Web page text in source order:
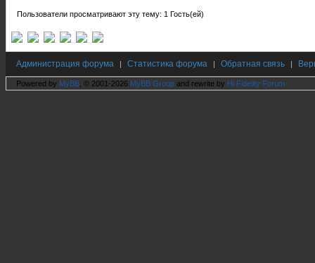
Пользователи просматривают эту тему: 1 Гость(ей)
Администрация форума | Статистика форума | Обратная связь |
Powered by MyBB , © 2001-2026 MyBB Group and rewrite by Hi Fidelity Forum